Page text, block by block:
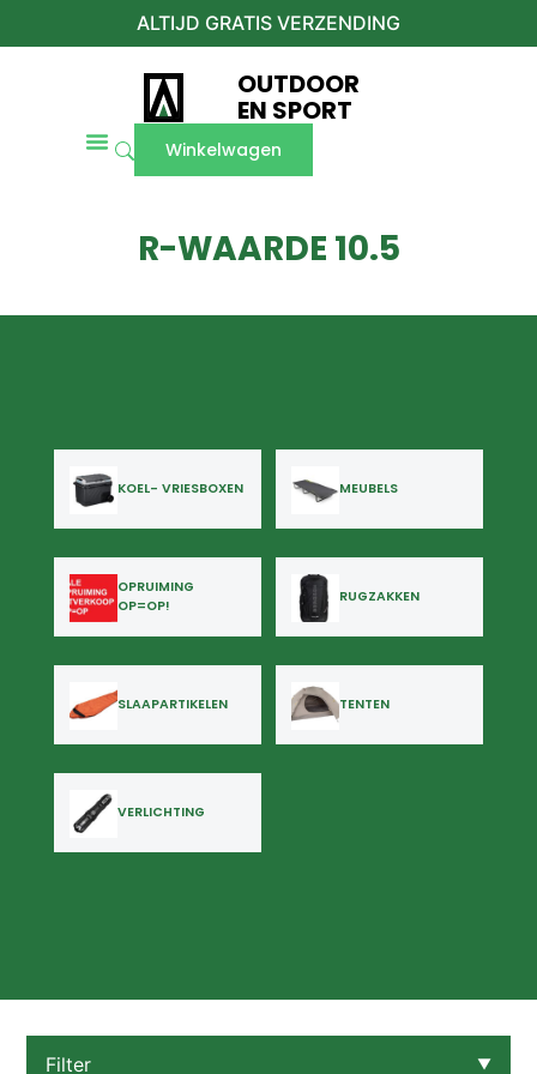
ALTIJD GRATIS VERZENDING
OUTDOOR
EN SPORT
Winkelwagen
R-WAARDE 10.5
KOEL- VRIESBOXEN MEUBELS
OPRUIMING
OP=OP!
RUGZAKKEN
SLAAPARTIKELEN TENTEN
VERLICHTING
Filter ▼